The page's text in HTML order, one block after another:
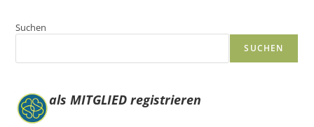
Suchen
SUCHEN
als MITGLIED registrieren